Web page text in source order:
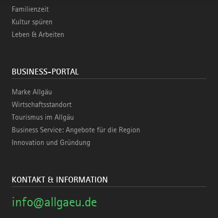
Familienzeit
Kultur spüren
Leben & Arbeiten
BUSINESS-PORTAL
Marke Allgäu
Wirtschaftsstandort
Tourismus im Allgäu
Business Service: Angebote für die Region
Innovation und Gründung
KONTAKT & INFORMATION
info@allgaeu.de